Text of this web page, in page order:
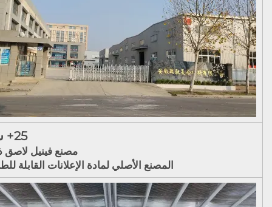
25+ سنة
مصنع فينيل لاصق
المصنع الأصلي لمادة الإعلانات القابلة